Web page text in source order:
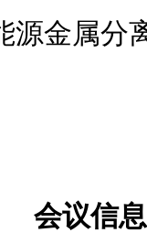
源金属分
会议信